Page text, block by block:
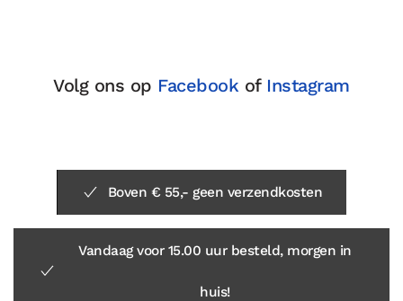
Volg ons op Facebook of Instagram
Boven € 55,- geen verzendkosten
Vandaag voor 15.00 uur besteld, morgen in
huis!